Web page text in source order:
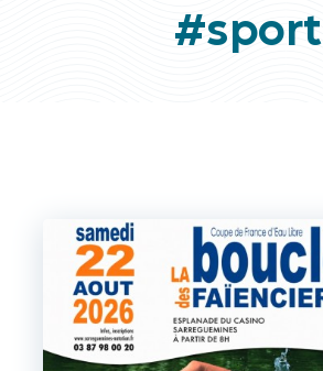
#sport